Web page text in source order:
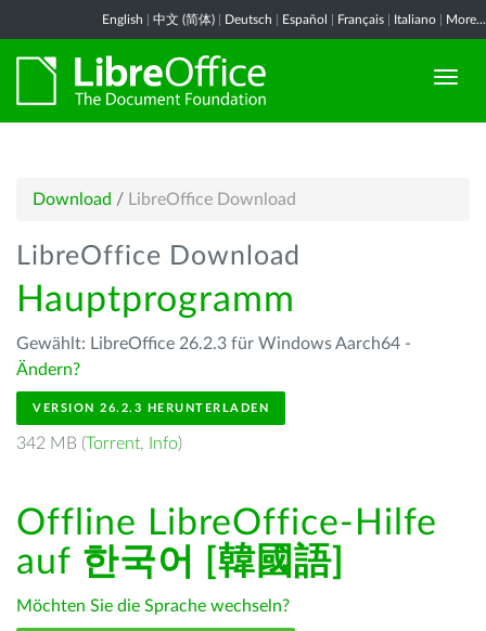
English 中文 (简体) Deutsch Español Français Italiano More...
Download / LibreOffice Download
LibreOffice Download
Hauptprogramm
Gewählt: LibreOffice 26.2.3 für Windows Aarch64 -
Ändern?
VERSION 26.2.3 HERUNTERLADEN
342 MB (Torrent, Info)
Offline LibreOffice-Hilfe
auf 한국어 [韓國語]
Möchten Sie die Sprache wechseln?